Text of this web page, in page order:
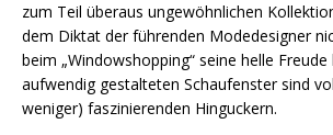
zum Teil überaus ungewöhnlichen
dem Diktat der führenden Modedesigner
beim „Windowshopping“ seine helle
aufwendig gestalteten Schaufenster sind
weniger) faszinierenden Hinguckern.